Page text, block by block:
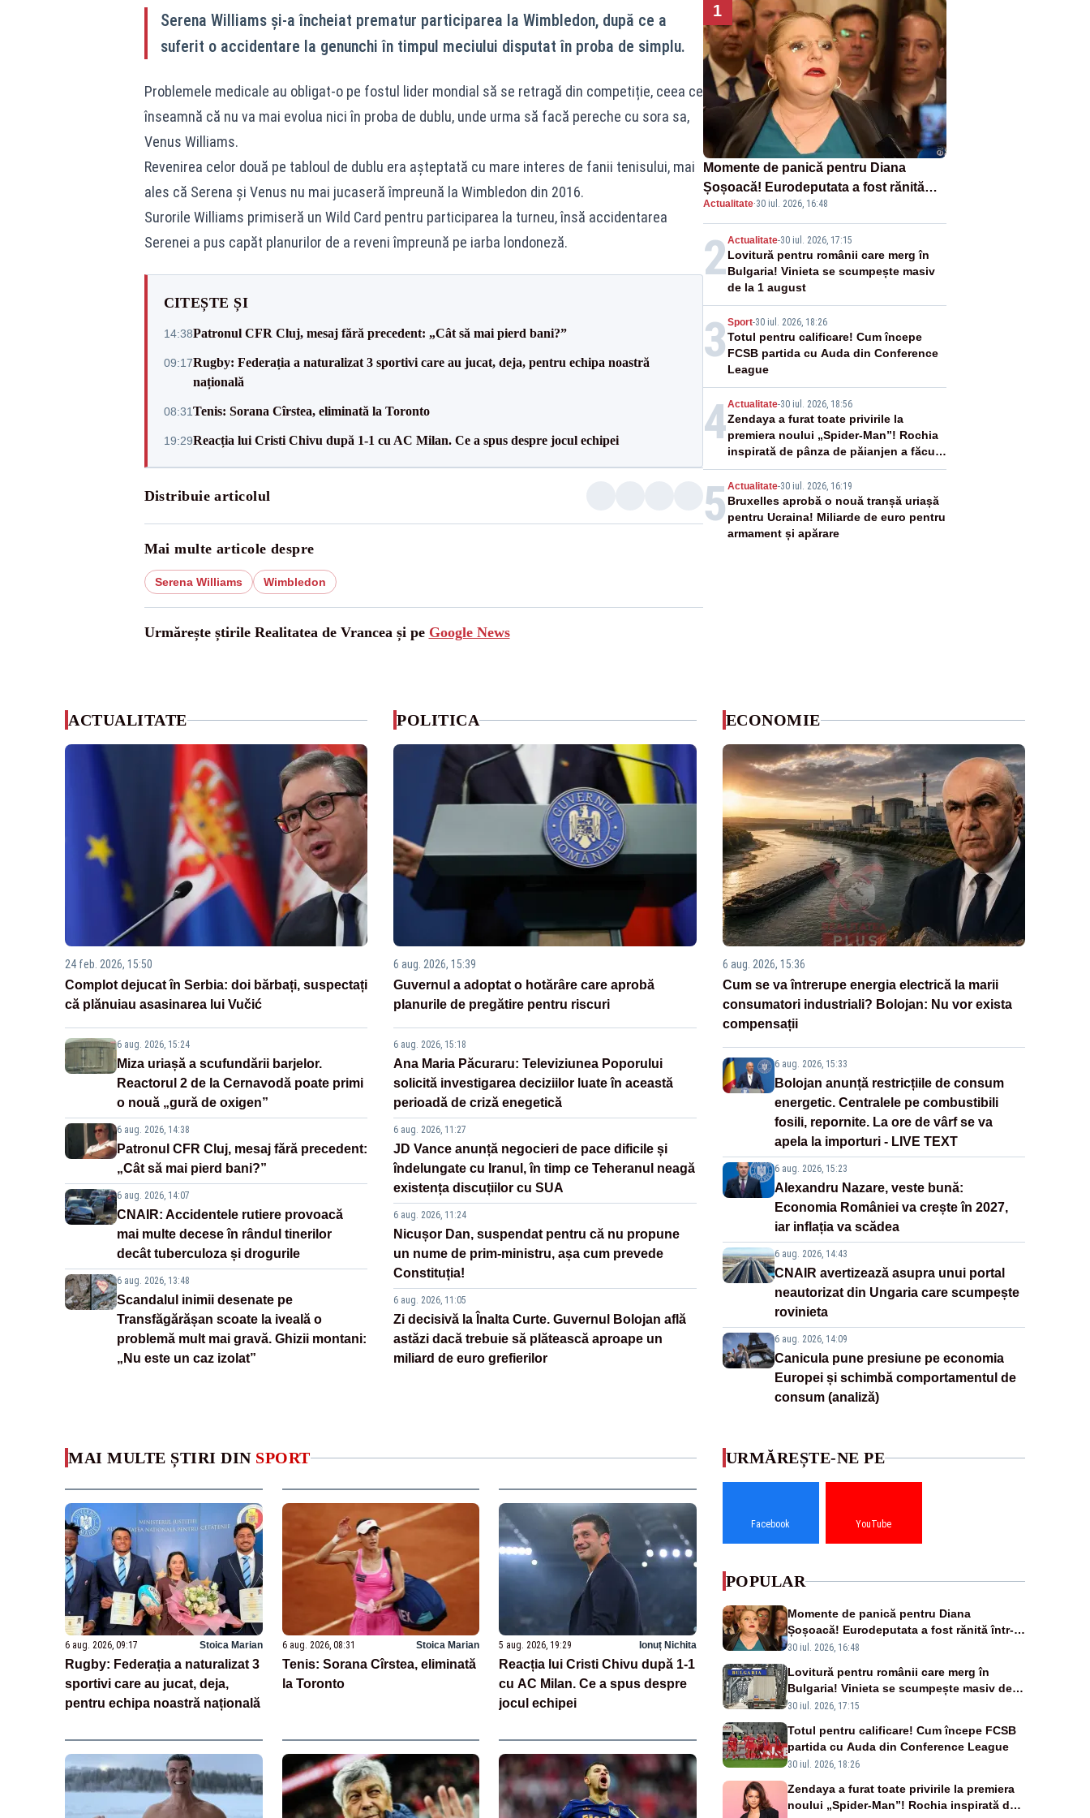
Serena Williams și-a încheiat prematur participarea la Wimbledon, după ce a
suferit o accidentare la genunchi în timpul meciului disputat în proba de simplu.
Problemele medicale au obligat-o pe fostul lider mondial să se retragă din competiție, ceea ce
înseamnă că nu va mai evolua nici în proba de dublu, unde urma să facă pereche cu sora sa,
Venus Williams.
Revenirea celor două pe tabloul de dublu era așteptată cu mare interes de fanii tenisului, mai
ales că Serena și Venus nu mai jucaseră împreună la Wimbledon din 2016.
Surorile Williams primiseră un Wild Card pentru participarea la turneu, însă accidentarea
Serenei a pus capăt planurilor de a reveni împreună pe iarba londoneză.
CITEȘTE ȘI
14:38Patronul CFR Cluj, mesaj fără precedent: „Cât să mai pierd bani?”
09:17Rugby: Federația a naturalizat 3 sportivi care au jucat, deja, pentru echipa noastră
națională
08:31Tenis: Sorana Cîrstea, eliminată la Toronto
19:29Reacția lui Cristi Chivu după 1-1 cu AC Milan. Ce a spus despre jocul echipei
Distribuie articolul
Mai multe articole despre
Serena Williams Wimbledon
Urmărește știrile Realitatea de Vrancea și pe Google News
1
Momente de panică pentru Diana
Șoșoacă! Eurodeputata a fost rănită
într-un accident rutier
Actualitate·30 iul. 2026, 16:48
2Actualitate-30 iul. 2026, 17:15
Lovitură pentru românii care merg în
Bulgaria! Vinieta se scumpește masiv
de la 1 august
3 Sport-30 iul. 2026, 18:26
Totul pentru calificare! Cum începe
FCSB partida cu Auda din Conference
League
4Actualitate-30 iul. 2026, 18:56
Zendaya a furat toate privirile la
premiera noului „Spider-Man”! Rochia
inspirată de pânza de păianjen a făcut
senzație
5 Actualitate-30 iul. 2026, 16:19
Bruxelles aprobă o nouă tranșă uriașă
pentru Ucraina! Miliarde de euro pentru
armament și apărare
ACTUALITATE
24 feb. 2026, 15:50
Complot dejucat în Serbia: doi bărbați, suspectați
că plănuiau asasinarea lui Vučić
6 aug. 2026, 15:24
Miza uriașă a scufundării barjelor.
Reactorul 2 de la Cernavodă poate primi
o nouă „gură de oxigen”
6 aug. 2026, 14:38
Patronul CFR Cluj, mesaj fără precedent:
„Cât să mai pierd bani?”
6 aug. 2026, 14:07
CNAIR: Accidentele rutiere provoacă
mai multe decese în rândul tinerilor
decât tuberculoza și drogurile
6 aug. 2026, 13:48
Scandalul inimii desenate pe
Transfăgărășan scoate la iveală o
problemă mult mai gravă. Ghizii montani:
„Nu este un caz izolat”
POLITICA
6 aug. 2026, 15:39
Guvernul a adoptat o hotărâre care aprobă
planurile de pregătire pentru riscuri
6 aug. 2026, 15:18
Ana Maria Păcuraru: Televiziunea Poporului
solicită investigarea deciziilor luate în această
perioadă de criză enegetică
6 aug. 2026, 11:27
JD Vance anunță negocieri de pace dificile și
îndelungate cu Iranul, în timp ce Teheranul neagă
existența discuțiilor cu SUA
6 aug. 2026, 11:24
Nicușor Dan, suspendat pentru că nu propune
un nume de prim-ministru, așa cum prevede
Constituția!
6 aug. 2026, 11:05
Zi decisivă la Înalta Curte. Guvernul Bolojan află
astăzi dacă trebuie să plătească aproape un
miliard de euro grefierilor
ECONOMIE
6 aug. 2026, 15:36
Cum se va întrerupe energia electrică la marii
consumatori industriali? Bolojan: Nu vor exista
compensații
6 aug. 2026, 15:33
Bolojan anunță restricțiile de consum
energetic. Centralele pe combustibili
fosili, repornite. La ore de vârf se va
apela la importuri - LIVE TEXT
6 aug. 2026, 15:23
Alexandru Nazare, veste bună:
Economia României va crește în 2027,
iar inflația va scădea
6 aug. 2026, 14:43
CNAIR avertizează asupra unui portal
neautorizat din Ungaria care scumpește
rovinieta
6 aug. 2026, 14:09
Canicula pune presiune pe economia
Europei și schimbă comportamentul de
consum (analiză)
MAI MULTE ȘTIRI DIN SPORT
6 aug. 2026, 09:17 Stoica Marian
Rugby: Federația a naturalizat 3
sportivi care au jucat, deja,
pentru echipa noastră națională
6 aug. 2026, 08:31 Stoica Marian
Tenis: Sorana Cîrstea, eliminată
la Toronto
5 aug. 2026, 19:29 Ionuț Nichita
Reacția lui Cristi Chivu după 1-1
cu AC Milan. Ce a spus despre
jocul echipei
URMĂREȘTE-NE PE
Facebook YouTube
POPULAR
Momente de panică pentru Diana
Șoșoacă! Eurodeputata a fost rănită într-
un accident rutier
30 iul. 2026, 16:48
Lovitură pentru românii care merg în
Bulgaria! Vinieta se scumpește masiv de la
1 august
30 iul. 2026, 17:15
Totul pentru calificare! Cum începe FCSB
partida cu Auda din Conference League
30 iul. 2026, 18:26
Zendaya a furat toate privirile la premiera
noului „Spider-Man”! Rochia inspirată de